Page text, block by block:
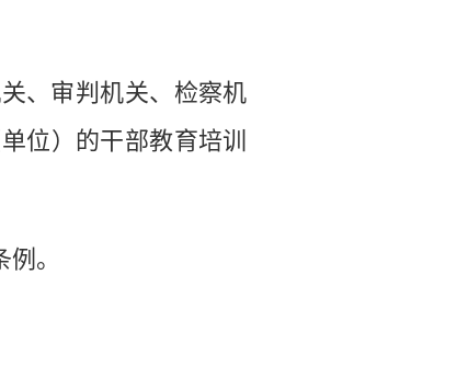
、审判机关、检察机
位）的干部教育培训
。